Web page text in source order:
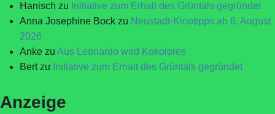
Hanisch zu Initiative zum Erhalt des Grüntals gegründet
Anna Josephine Bock zu Neustadt-Kinotipps ab 6. August
2026
Anke zu Aus Leonardo wird Kokolores
Bertzu Initiative zum Erhalt des Grüntals gegründet
Anzeige